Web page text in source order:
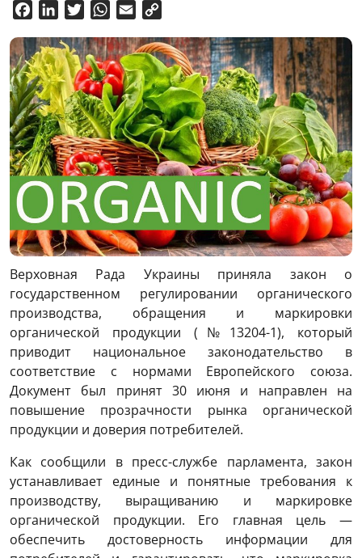
FacebookLinkedInTwitterWhatsApp
Email
Верховная Рада Украины приняла закон о
государственном регулировании органического
производства, обращения и маркировки
органической продукции (№13204-1), который
приводит национальное законодательство в
соответствие с нормами Европейского союза.
Документ был принят 30 июня и направлен на
повышение прозрачности рынка органической
продукции и доверия потребителей.
Как сообщили в пресс-службе парламента, закон
устанавливает единые и понятные требования к
производству, выращиванию и маркировке
органической продукции. Его главная цель —
обеспечить достоверность информации для